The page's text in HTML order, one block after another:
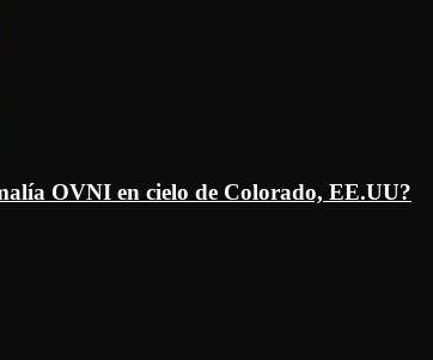
OVNI en cielo de Colorado, EE.UU?